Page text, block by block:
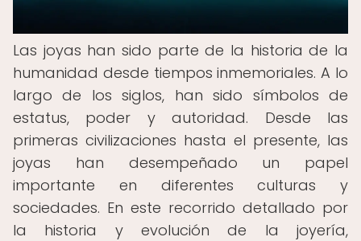
Las joyas han sido parte de la historia de la
humanidad desde tiempos inmemoriales. A lo
largo de los siglos, han sido símbolos de
estatus, poder y autoridad. Desde las
primeras civilizaciones hasta el presente, las
joyas han desempeñado un papel
importante en diferentes culturas y
sociedades. En este recorrido detallado por
la historia y evolución de la joyería,